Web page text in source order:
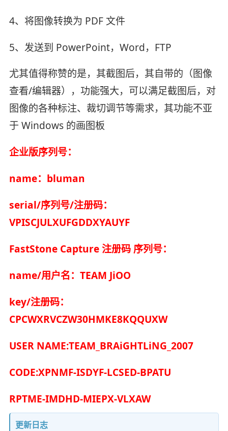
4、将图像转换为 PDF 文件
5、发送到 PowerPoint，Word，FTP
尤其值得称赞的是，其截图后，其自带的（图像
查看/编辑器），功能强大，可以满足截图后，对
图像的各种标注、裁切调节等需求，其功能不亚
于 Windows 的画图板
企业版序列号：
name：bluman
serial/序列号/注册码：
VPISCJULXUFGDDXYAUYF
FastStone Capture 注册码 序列号：
name/用户名：TEAM JiOO
key/注册码：
CPCWXRVCZW30HMKE8KQQUXW
USER NAME:TEAM_BRAiGHTLiNG_2007
CODE:XPNMF-ISDYF-LCSED-BPATU
RPTME-IMDHD-MIEPX-VLXAW
更新日志